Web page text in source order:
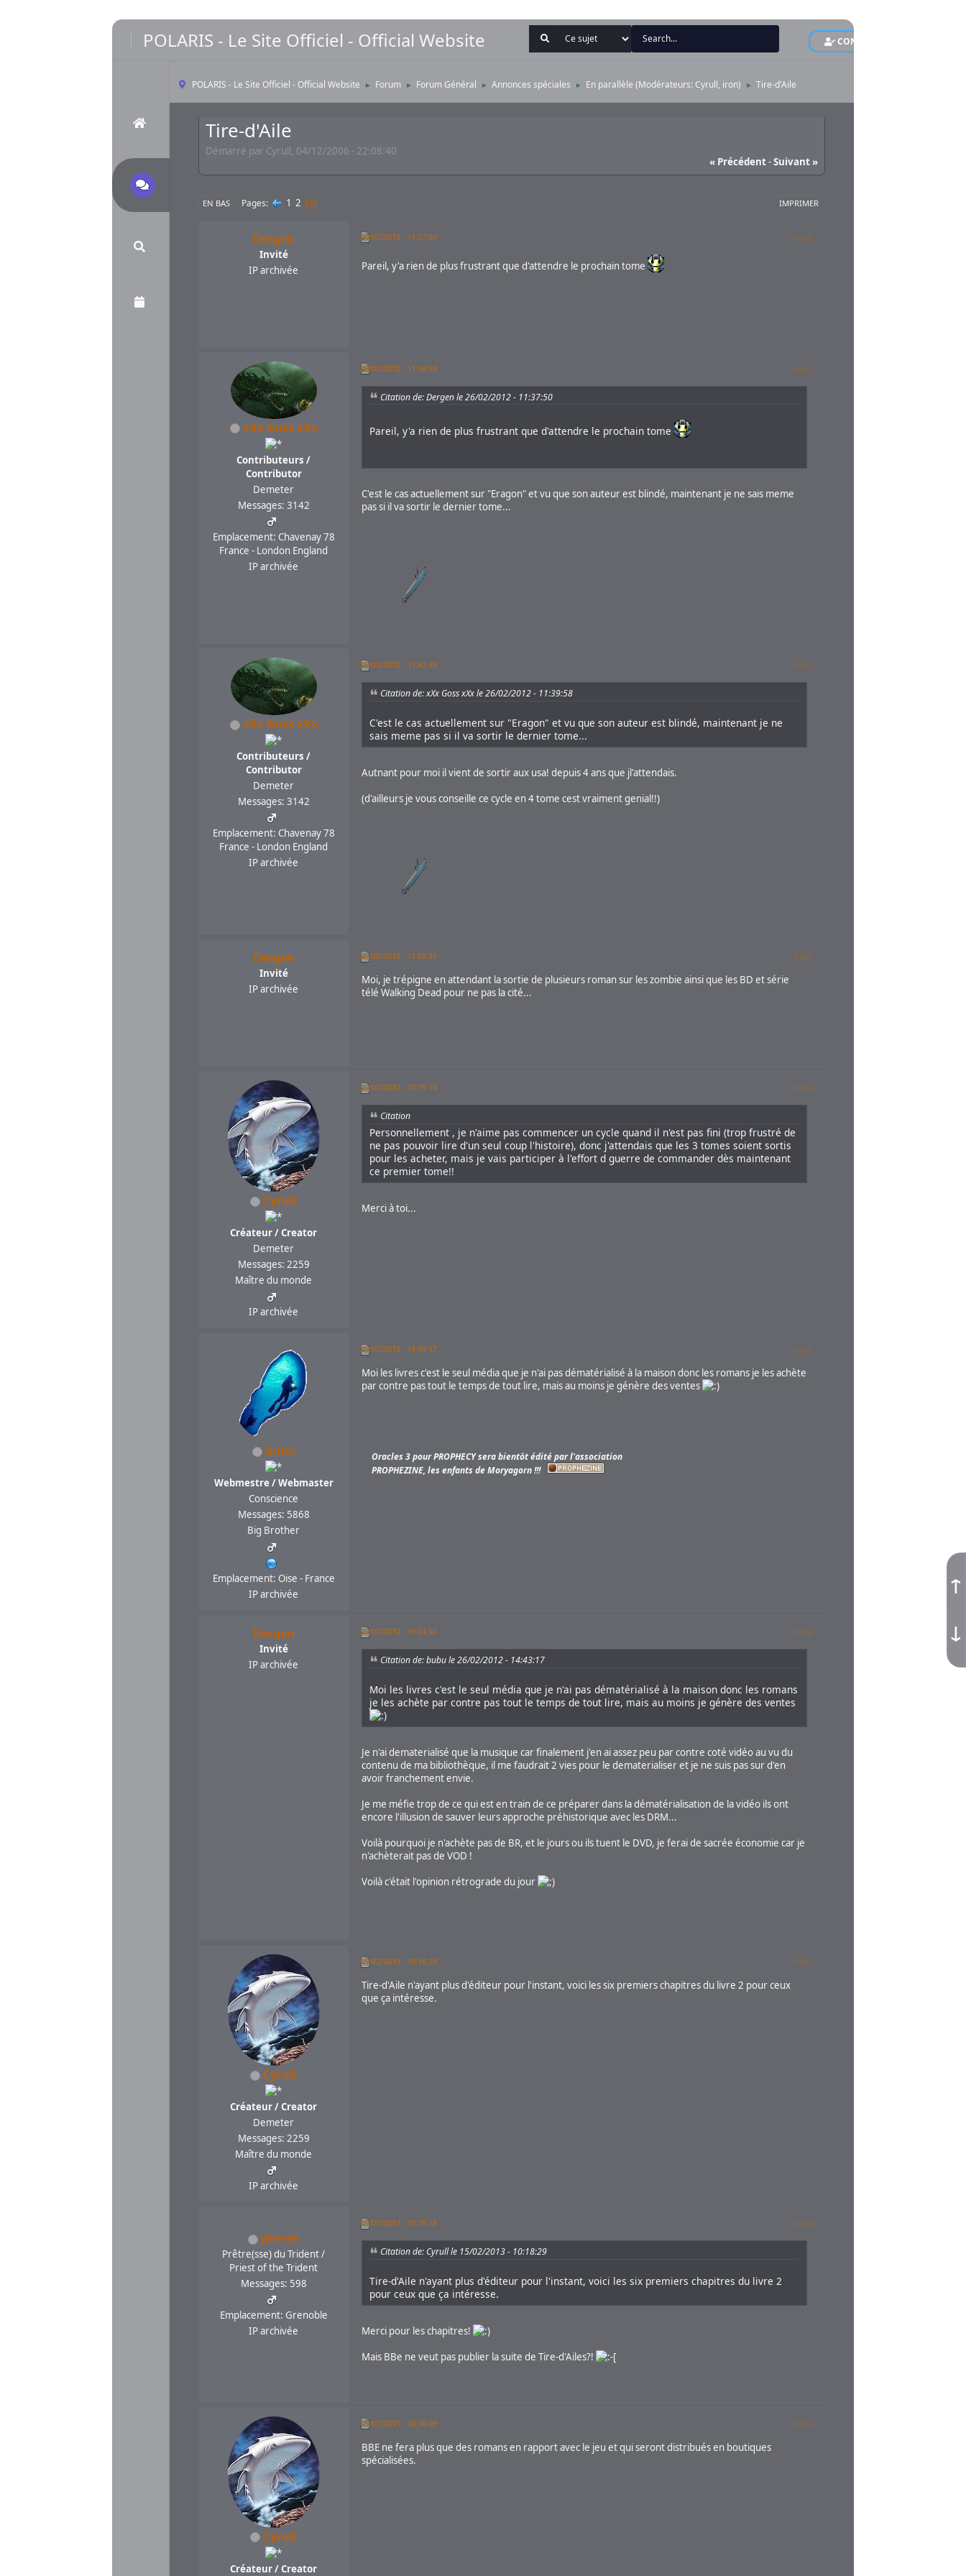
↑
↓
POLARIS - Le Site Officiel - Official Website CONNEXION
POLARIS - Le Site Officiel - Official Website ► Forum ► Forum Général ► Annonces spéciales ► En parallèle (Modérateurs: Cyrull, iron) ► Tire-d'Aile
Tire-d'Aile
Démarré par Cyrull, 04/12/2006 - 22:08:40
« Précédent-Suivant »
IMPRIMER
EN BAS Pages 1 2 3
Dergen
Invité
IP archivée
26/02/2012 - 11:37:50 #100
Pareil, y'a rien de plus frustrant que d'attendre le prochain tome
xXx Goss xXx
Contributeurs /
Contributor
Demeter
Messages: 3142
Emplacement: Chavenay 78
France - London England
IP archivée
26/02/2012 - 11:39:58 #101
Citation de: Dergen le 26/02/2012 - 11:37:50
Pareil, y'a rien de plus frustrant que d'attendre le prochain tome
C'est le cas actuellement sur "Eragon" et vu que son auteur est blindé, maintenant je ne sais meme
pas si il va sortir le dernier tome...
xXx Goss xXx
Contributeurs /
Contributor
Demeter
Messages: 3142
Emplacement: Chavenay 78
France - London England
IP archivée
26/02/2012 - 11:42:49 #102
Citation de: xXx Goss xXx le 26/02/2012 - 11:39:58
C'est le cas actuellement sur "Eragon" et vu que son auteur est blindé, maintenant je ne
sais meme pas si il va sortir le dernier tome...
Autnant pour moi il vient de sortir aux usa! depuis 4 ans que jl'attendais.
(d'ailleurs je vous conseille ce cycle en 4 tome cest vraiment genial!!)
Dergen
Invité
IP archivée
26/02/2012 - 11:58:45 #103
Moi, je trépigne en attendant la sortie de plusieurs roman sur les zombie ainsi que les BD et série
télé Walking Dead pour ne pas la cité...
Cyrull
Créateur / Creator
Demeter
Messages: 2259
Maître du monde
IP archivée
26/02/2012 - 12:15:10 #104
Citation
Personnellement , je n'aime pas commencer un cycle quand il n'est pas fini (trop frustré de
ne pas pouvoir lire d'un seul coup l'histoire), donc j'attendais que les 3 tomes soient sortis
pour les acheter, mais je vais participer à l'effort d guerre de commander dès maintenant
ce premier tome!!
Merci à toi...
bubu
Webmestre / Webmaster
Conscience
Messages: 5868
Big Brother
Emplacement: Oise - France
IP archivée
26/02/2012 - 14:43:17 #105
Moi les livres c'est le seul média que je n'ai pas dématérialisé à la maison donc les romans je les achète
par contre pas tout le temps de tout lire, mais au moins je génère des ventes
Oracles 3 pour PROPHECY sera bientôt édité par l'association
PROPHEZINE, les enfants de Moryagorn !!!
Dergen
Invité
IP archivée
26/02/2012 - 19:24:56 #106
Citation de: bubu le 26/02/2012 - 14:43:17
Moi les livres c'est le seul média que je n'ai pas dématérialisé à la maison donc les romans
je les achète par contre pas tout le temps de tout lire, mais au moins je génère des ventes
Je n'ai dematerialisé que la musique car finalement j'en ai assez peu par contre coté vidéo au vu du
contenu de ma bibliothèque, il me faudrait 2 vies pour le dematerialiser et je ne suis pas sur d'en
avoir franchement envie.
Je me méfie trop de ce qui est en train de ce préparer dans la dématérialisation de la vidéo ils ont
encore l'illusion de sauver leurs approche préhistorique avec les DRM...
Voilà pourquoi je n'achète pas de BR, et le jours ou ils tuent le DVD, je ferai de sacrée économie car je
n'achèterait pas de VOD !
Voilà c'était l'opinion rétrograde du jour
Cyrull
Créateur / Creator
Demeter
Messages: 2259
Maître du monde
IP archivée
15/02/2013 - 10:18:29 #107
Tire-d'Aile n'ayant plus d'éditeur pour l'instant, voici les six premiers chapitres du livre 2 pour ceux
que ça intéresse.
pheres
Prêtre(sse) du Trident /
Priest of the Trident
Messages: 598
Emplacement: Grenoble
IP archivée
15/02/2013 - 10:25:28 #108
Citation de: Cyrull le 15/02/2013 - 10:18:29
Tire-d'Aile n'ayant plus d'éditeur pour l'instant, voici les six premiers chapitres du livre 2
pour ceux que ça intéresse.
Merci pour les chapitres!
Mais BBe ne veut pas publier la suite de Tire-d'Ailes?!
Cyrull
Créateur / Creator
15/02/2013 - 10:36:09 #109
BBE ne fera plus que des romans en rapport avec le jeu et qui seront distribués en boutiques
spécialisées.